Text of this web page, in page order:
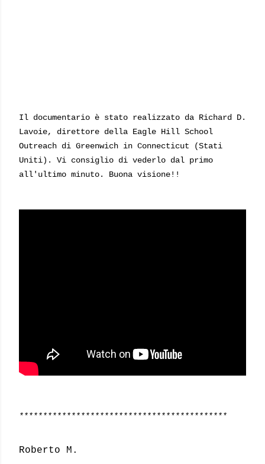
Il documentario è stato realizzato da Richard D.
Lavoie, direttore della Eagle Hill School
Outreach di Greenwich in Connecticut (Stati
Uniti). Vi consiglio di vederlo dal primo
all'ultimo minuto. Buona visione!!
********************************************
Roberto M.